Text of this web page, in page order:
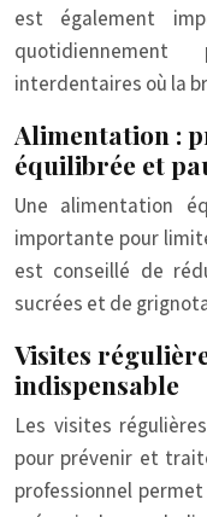
est également
interdentaires où la
Alimentation :
équilibrée et
Une alimentation
importante pour
est conseillé de
sucrées et de
Visites
indispensable
Les visites
pour prévenir et
professionnel